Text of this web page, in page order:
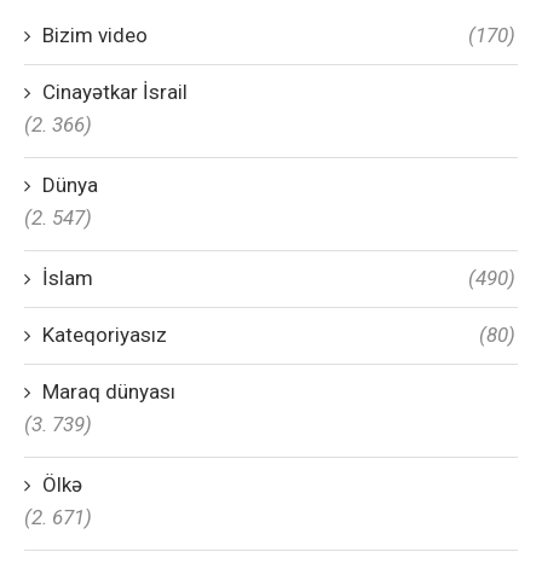
Bizim video (170)
Cinayətkar İsrail
(2. 366)
Dünya
(2. 547)
İslam (490)
Kateqoriyasız (80)
Maraq dünyası
(3. 739)
Ölkə
(2. 671)